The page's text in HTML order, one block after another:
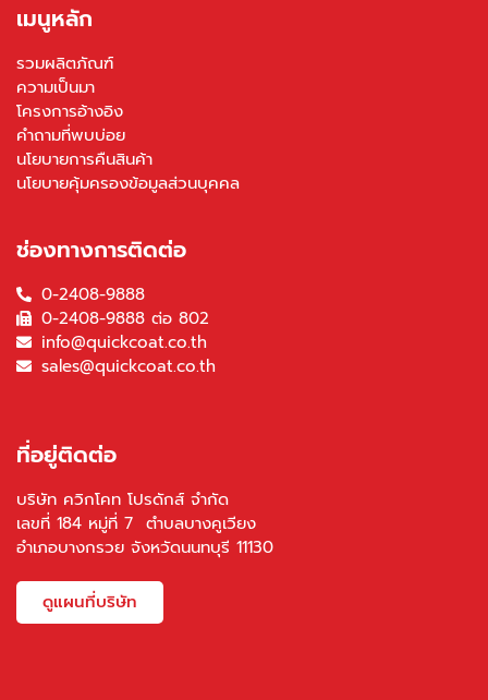
เมนูหลัก
รวมผลิตภัณฑ์
ความเป็นมา
โครงการอ้างอิง
คำถามที่พบบ่อย
นโยบายการคืนสินค้า
นโยบายคุ้มครองข้อมูลส่วนบุคคล
ช่องทางการติดต่อ
0-2408-9888
0-2408-9888 ต่อ 802
info@quickcoat.co.th
sales@quickcoat.co.th
ที่อยู่ติดต่อ
บริษัท ควิกโคท โปรดักส์ จำกัด
เลขที่ 184 หมู่ที่ 7 ตำบลบางคูเวียง
อำเภอบางกรวย จังหวัดนนทบุรี 11130
ดูแผนที่บริษัท